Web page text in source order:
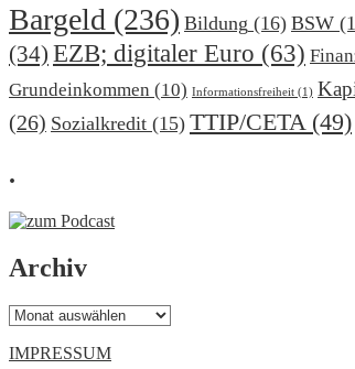
Bargeld (236) Bildung (16) BSW
(34) EZB; digitaler Euro (63)
Grundeinkommen (10) Informationsfreiheit (1)
(26) Sozialkredit (15) TTIP/CETA(49)
.
Archiv
Archiv
IMPRESSUM